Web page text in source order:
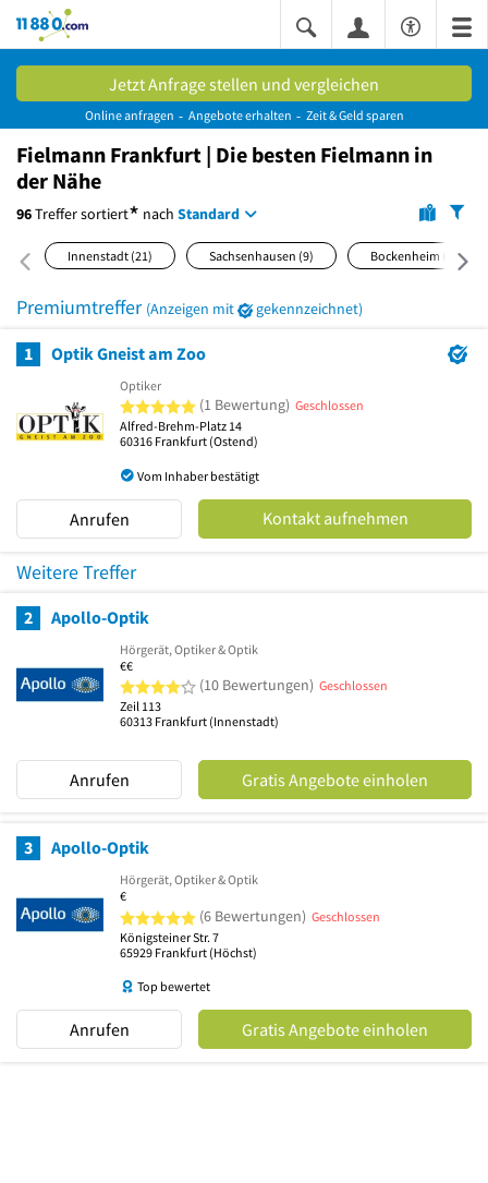
11880.com
Jetzt Anfrage stellen und vergleichen
Online anfragen Angebote erhalten Zeit & Geld sparen
Fielmann Frankfurt | Die besten Fielmann in
der Nähe
96Treffersortiert* nach Standard
Innenstadt (21) Sachsenhausen (9) Bockenheim (7)
Premiumtreffer (Anzeigen mit gekennzeichnet)
1 Optik Gneist am Zoo
Optiker
5 von 5 Sternen
(1 Bewertung) Geschlossen
Alfred-Brehm-Platz 14
60316 Frankfurt (Ostend)
Vom Inhaber bestätigt
Anrufen Kontakt aufnehmen
Weitere Treffer
2 Apollo-Optik
Hörgerät, Optiker & Optik
€€
4 von 5 Sternen
(10 Bewertungen) Geschlossen
Zeil 113
60313 Frankfurt (Innenstadt)
Anrufen Gratis Angebote einholen
3 Apollo-Optik
Hörgerät, Optiker & Optik
€
5 von 5 Sternen
(6 Bewertungen) Geschlossen
Königsteiner Str. 7
65929 Frankfurt (Höchst)
Top bewertet
Anrufen Gratis Angebote einholen